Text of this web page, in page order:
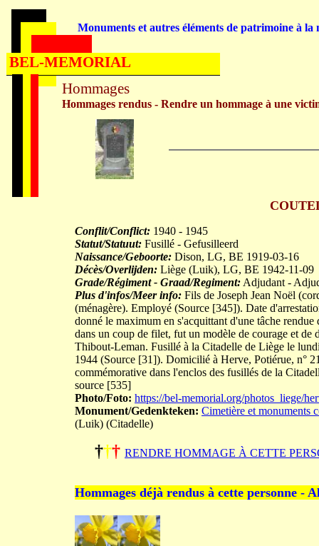
Conflit/Conflict: 1940 - 1945
Statut/Statuut: Fusillé - Gefusilleerd
Naissance/Geboorte: Dison, LG, BE 1919-03-16
Décès/Overlijden: Liège (Luik), LG, BE 1942-11-09
Grade/Régiment - Graad/Regiment: Adjudant -
Plus d'infos/Meer info: Fils de Joseph Jean Noël
(ménagère). Employé (Source [345]). Date
donné le maximum en s'acquittant d'une tâche
dans un coup de filet, fut un modèle de courage et
Thibout-Leman. Fusillé à la Citadelle de Liège le
1944 (Source [31]). Domicilié à Herve, Potiérue, n°
commémorative dans l'enclos des fusillés de la
source [535]
Photo/Foto: https://bel-memorial.org/photos_liege/
Monument/Gedenkteken: Cimetière et monuments
(Luik) (Citadelle)
††† RENDRE HOMMAGE À CETTE
Hommages déjà rendus à cette personne -
Hommages
Hommages rendus - Rendre un hommage à une
Monuments et autres éléments de patrimoine à la
BEL-MEMORIAL